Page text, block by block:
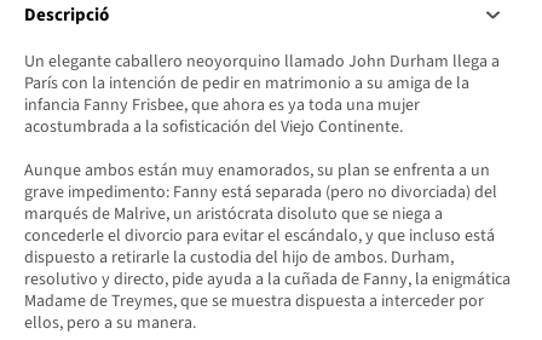
Descripció
Un elegante caballero neoyorquino llamado John Durham llega a
París con la intención de pedir en matrimonio a su amiga de la
infancia Fanny Frisbee, que ahora es ya toda una mujer
acostumbrada a la sofisticación del Viejo Continente.
Aunque ambos están muy enamorados, su plan se enfrenta a un
grave impedimento: Fanny está separada (pero no divorciada) del
marqués de Malrive, un aristócrata disoluto que se niega a
concederle el divorcio para evitar el escándalo, y que incluso está
dispuesto a retirarle la custodia del hijo de ambos. Durham,
resolutivo y directo, pide ayuda a la cuñada de Fanny, la enigmática
Madame de Treymes, que se muestra dispuesta a interceder por
ellos, pero a su manera.